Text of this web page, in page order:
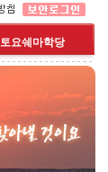
토요쉐마학당